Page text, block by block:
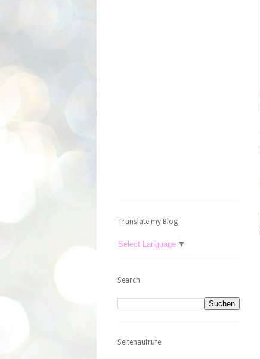
Translate my Blog
Select Language ▼
Search
Seitenaufrufe